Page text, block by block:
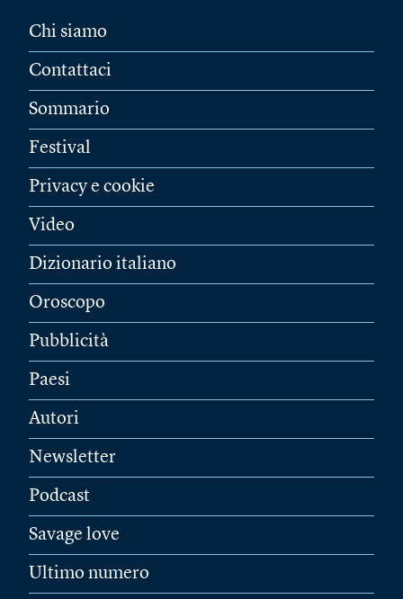
Chi siamo
Contattaci
Sommario
Festival
Privacy e cookie
Video
Dizionario italiano
Oroscopo
Pubblicità
Paesi
Autori
Newsletter
Podcast
Savage love
Ultimo numero